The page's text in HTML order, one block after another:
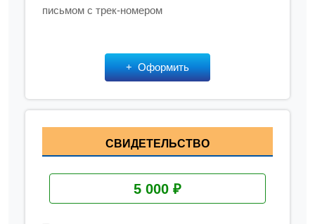
письмом с трек-номером
Оформить
СВИДЕТЕЛЬСТВО
5 000 ₽